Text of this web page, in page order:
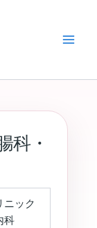
科・
ニック
科